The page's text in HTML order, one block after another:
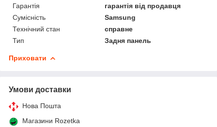
Гарантія
гарантія від продавця
Сумісність
Samsung
Технічний стан
справне
Тип
Задня панель
Приховати
Умови доставки
Нова Пошта
Магазини Rozetka